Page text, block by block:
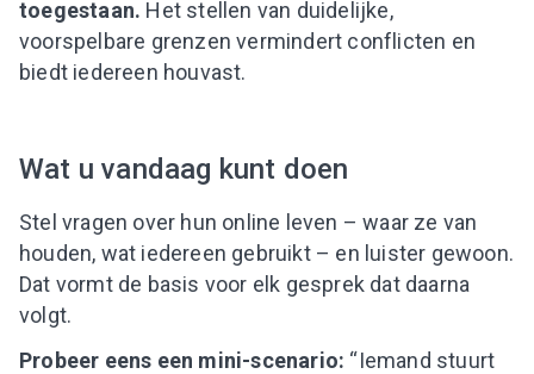
toegestaan. Het stellen van duidelijke,
voorspelbare grenzen vermindert conflicten en
biedt iedereen houvast.
Wat u vandaag kunt doen
Stel vragen over hun online leven – waar ze van
houden, wat iedereen gebruikt – en luister gewoon.
Dat vormt de basis voor elk gesprek dat daarna
volgt.
Probeer eens een mini-scenario: “Iemand stuurt